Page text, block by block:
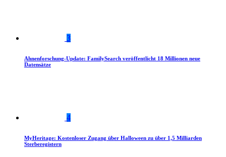
3
Ahnenforschung-Update: FamilySearch veröffentlicht 18 Millionen neue
Datensätze
4
MyHeritage: Kostenloser Zugang über Halloween zu über 1,5 Milliarden
Sterberegistern